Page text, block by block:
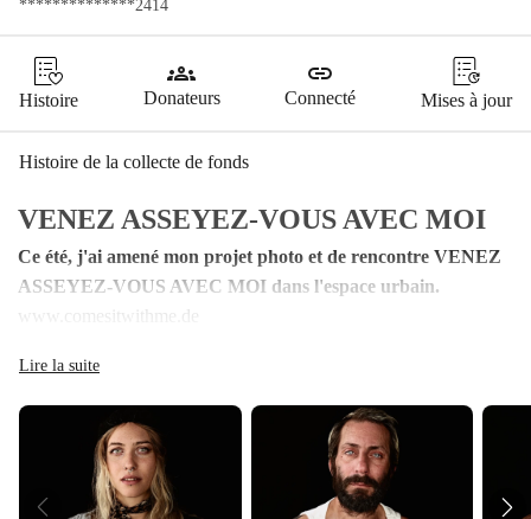
**************2414
Histoire
groups
Donateurs
link
Connecté Mises à jour
Histoire de la collecte de fonds
VENEZ ASSEYEZ-VOUS AVEC MOI
Ce été, j'ai amené mon projet photo et de rencontre VENEZ
ASSEYEZ-VOUS AVEC MOI dans l'espace urbain.
www.comesitwithme.de
Je crée un espace pour faire une pause et pour la connexion dans
le quotidien trépidant.
Je vous invite à une rencontre de 10 minutes dans le silence tout
en étant en contact.
Je suis là pour accueillir tout ce qui se passe et j'accompagne tout
Lire la suite